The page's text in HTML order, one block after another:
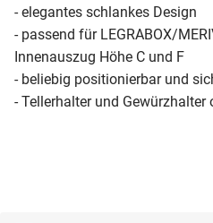
- elegantes schlankes Design
- passend für LEGRABOX/
Innenauszug Höhe C und F
- beliebig positionierbar und
- Tellerhalter und